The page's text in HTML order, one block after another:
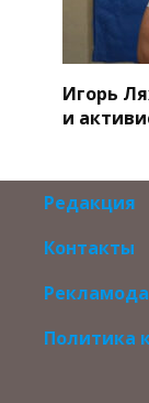
Игорь
и
Редакция
Контакты
Политика